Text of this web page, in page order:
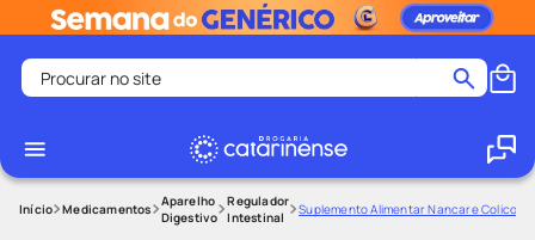
Procurar no site
1
2 º
medley
Medicamentos
Aparelho
Digestivo
Regulador
Intestinal
Suplemento Alimentar Nancare